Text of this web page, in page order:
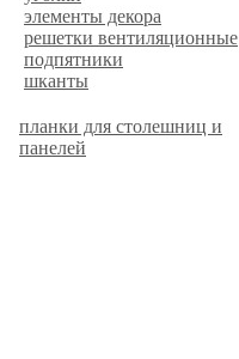
элементы декора
решетки вентиляционные
подпятники
шканты
планки для столешниц и
панелей